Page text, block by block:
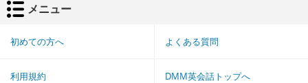
メニュー
初めての方へ よくある質問
利用規約 DMM英会話トップへ